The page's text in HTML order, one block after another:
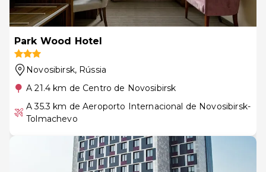
Park Wood Hotel
Novosibirsk, Rússia
A 21.4 km de Centro de Novosibirsk
A 35.3 km de Aeroporto Internacional de Novosibirsk-
Tolmachevo